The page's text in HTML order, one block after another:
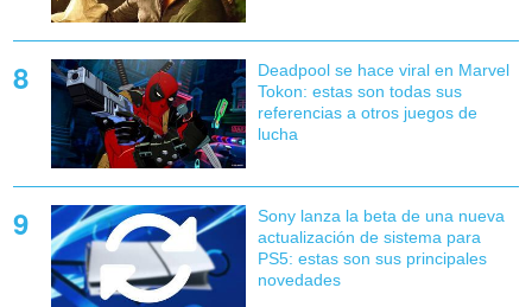
Deadpool se hace viral en Marvel
Tokon: estas son todas sus
referencias a otros juegos de
lucha
Sony lanza la beta de una nueva
actualización de sistema para
PS5: estas son sus principales
novedades